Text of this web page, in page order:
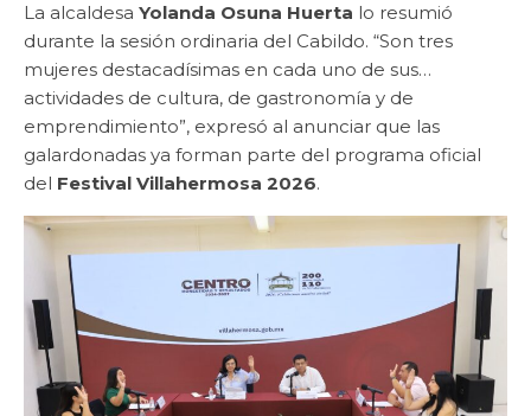
La alcaldesa Yolanda Osuna Huerta lo resumió
durante la sesión ordinaria del Cabildo. “Son tres
mujeres destacadísimas en cada uno de sus…
actividades de cultura, de gastronomía y de
emprendimiento”, expresó al anunciar que las
galardonadas ya forman parte del programa oficial
del Festival Villahermosa 2026.